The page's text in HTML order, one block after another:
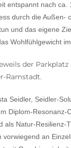
entspannt nach
durch die Außen-
und das eigene
Wohlfühlgewicht
der
Ramstadt.
Seidler, Seidler-
Diplom-Resonanz-
als Natur-
vorwiegend an